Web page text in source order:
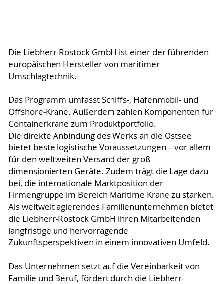
Die Liebherr-Rostock GmbH ist einer der führenden
europäischen Hersteller von maritimer
Umschlagtechnik.
Das Programm umfasst Schiffs-, Hafenmobil- und
Offshore-Krane. Außerdem zählen Komponenten für
Containerkrane zum Produktportfolio.
Die direkte Anbindung des Werks an die Ostsee
bietet beste logistische Voraussetzungen – vor allem
für den weltweiten Versand der groß
dimensionierten Geräte. Zudem trägt die Lage dazu
bei, die internationale Marktposition der
Firmengruppe im Bereich Maritime Krane zu stärken.
Als weltweit agierendes Familienunternehmen bietet
die Liebherr-Rostock GmbH ihren Mitarbeitenden
langfristige und hervorragende
Zukunftsperspektiven in einem innovativen Umfeld.
Das Unternehmen setzt auf die Vereinbarkeit von
Familie und Beruf, fördert durch die Liebherr-